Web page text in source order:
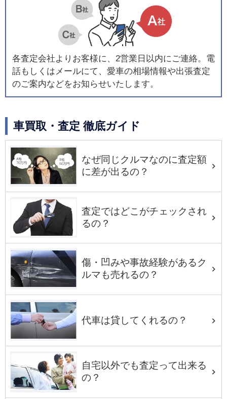
各査定会社よりお客様に、2営業日以内にご連絡。電
話もしくはメールにて、愛車の相場情報や出張査定
のご案内などをお知らせいたします。
車買取・査定 徹底ガイド
なぜ同じクルマなのに査定額
に差が出るの？
査定ではどこがチェックされ
るの？
傷・凹みや事故経験があるク
ルマも売れるの？
代車は貸してくれるの？
自宅以外でも査定って出来る
の？